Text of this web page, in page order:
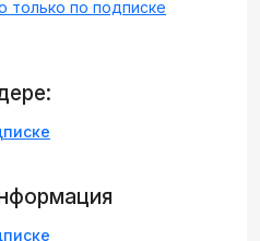
только по подписке